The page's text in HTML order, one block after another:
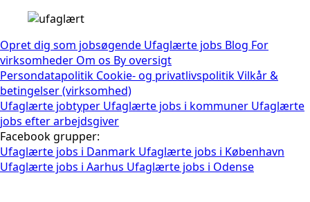
Opret dig som jobsøgende Ufaglærte jobs Blog For
virksomheder Om os By oversigt
Persondatapolitik Cookie- og privatlivspolitikVilkår &
betingelser (virksomhed)
Ufaglærte jobtyper Ufaglærte jobs i kommuner Ufaglærte
jobs efter arbejdsgiver
Facebook grupper:
Ufaglærte jobs i Danmark Ufaglærte jobs i København
Ufaglærte jobs i Aarhus Ufaglærte jobs i Odense